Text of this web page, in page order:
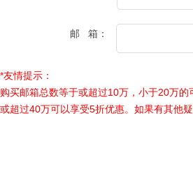
邮 箱：
*友情提示：
购买邮箱总数等于或超过10万，小于20万
或超过40万可以享受5折优惠。如果有其他